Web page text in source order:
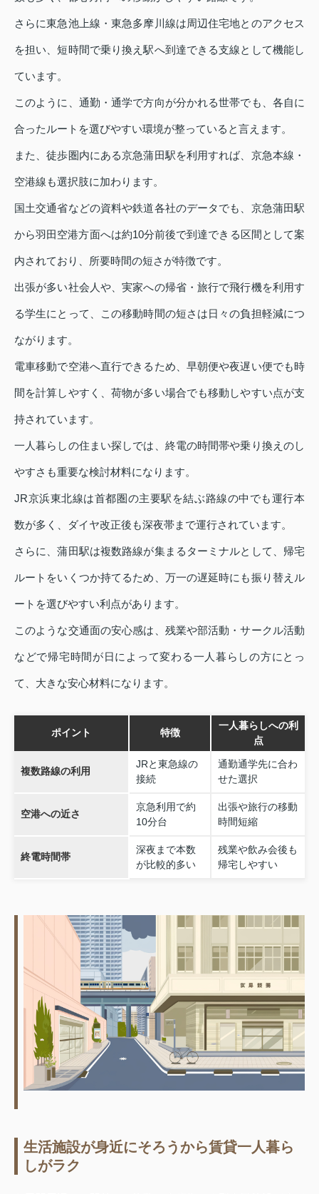
さらに東急池上線・東急多摩川線は周辺住宅地とのアクセス
を担い、短時間で乗り換え駅へ到達できる支線として機能し
ています。
このように、通勤・通学で方向が分かれる世帯でも、各自に
合ったルートを選びやすい環境が整っていると言えます。
また、徒歩圏内にある京急蒲田駅を利用すれば、京急本線・
空港線も選択肢に加わります。
国土交通省などの資料や鉄道各社のデータでも、京急蒲田駅
から羽田空港方面へは約10分前後で到達できる区間として案
内されており、所要時間の短さが特徴です。
出張が多い社会人や、実家への帰省・旅行で飛行機を利用す
る学生にとって、この移動時間の短さは日々の負担軽減につ
ながります。
電車移動で空港へ直行できるため、早朝便や夜遅い便でも時
間を計算しやすく、荷物が多い場合でも移動しやすい点が支
持されています。
一人暮らしの住まい探しでは、終電の時間帯や乗り換えのし
やすさも重要な検討材料になります。
JR京浜東北線は首都圏の主要駅を結ぶ路線の中でも運行本
数が多く、ダイヤ改正後も深夜帯まで運行されています。
さらに、蒲田駅は複数路線が集まるターミナルとして、帰宅
ルートをいくつか持てるため、万一の遅延時にも振り替えル
ートを選びやすい利点があります。
このような交通面の安心感は、残業や部活動・サークル活動
などで帰宅時間が日によって変わる一人暮らしの方にとっ
て、大きな安心材料になります。
ポイント 特徴
一人暮らしへの利
点
複数路線の利用
JRと東急線の
接続
通勤通学先に合わ
せた選択
空港への近さ
京急利用で約
10分台
出張や旅行の移動
時間短縮
終電時間帯
深夜まで本数
が比較的多い
残業や飲み会後も
帰宅しやすい
生活施設が身近にそろうから賃貸一人暮ら
しがラク